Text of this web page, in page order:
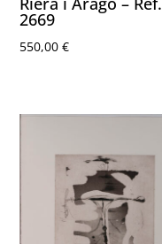
2669
550,00€